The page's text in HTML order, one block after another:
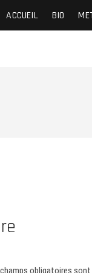
QUELQUES-
ACCUEIL BIO
obligatoires sont